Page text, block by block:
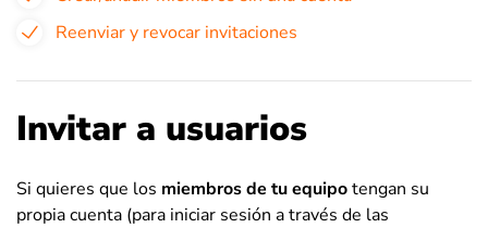
Reenviar y revocar invitaciones
Invitar a usuarios
Si quieres que los miembros de tu equipotengan su
propia cuenta (para iniciar sesión a través de las